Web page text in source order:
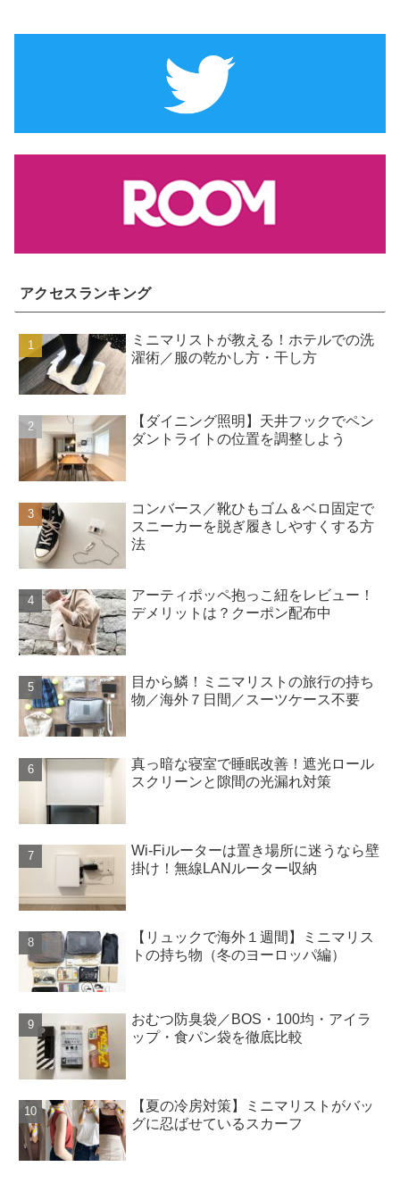
アクセスランキング
ミニマリストが教える！ホテルでの洗
濯術／服の乾かし方・干し方
【ダイニング照明】天井フックでペン
ダントライトの位置を調整しよう
コンバース／靴ひもゴム＆ベロ固定で
スニーカーを脱ぎ履きしやすくする方
法
アーティポッペ抱っこ紐をレビュー！
デメリットは？クーポン配布中
目から鱗！ミニマリストの旅行の持ち
物／海外７日間／スーツケース不要
真っ暗な寝室で睡眠改善！遮光ロール
スクリーンと隙間の光漏れ対策
Wi-Fiルーターは置き場所に迷うなら壁
掛け！無線LANルーター収納
【リュックで海外１週間】ミニマリス
トの持ち物（冬のヨーロッパ編）
おむつ防臭袋／BOS・100均・アイラ
ップ・食パン袋を徹底比較
【夏の冷房対策】ミニマリストがバッ
グに忍ばせているスカーフ